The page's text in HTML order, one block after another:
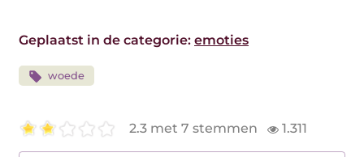
Geplaatst in de categorie: emoties
woede
2.3 met 7 stemmen 1.311